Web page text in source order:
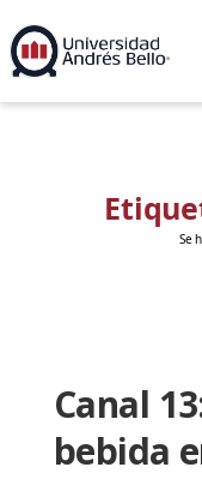
Se
Canal
bebida